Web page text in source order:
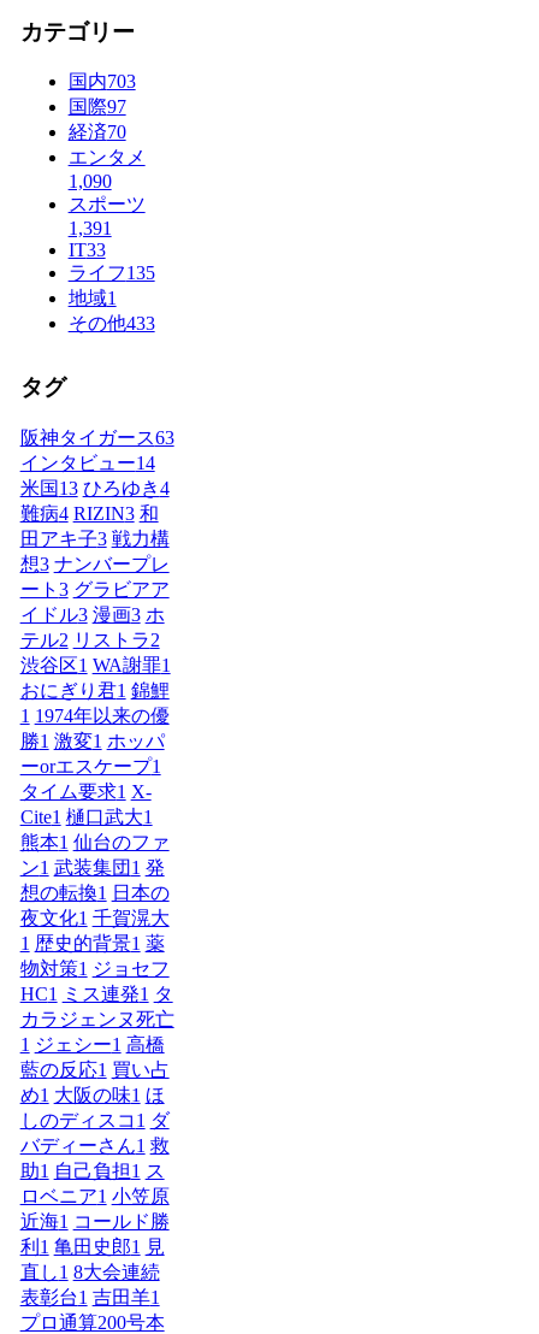
カテゴリー
国内703
国際97
経済70
エンタメ
1,090
スポーツ
1,391
IT33
ライフ135
地域1
その他433
タグ
阪神タイガース63
インタビュー14
米国13 ひろゆき4
難病4 RIZIN3 和
田アキ子3 戦力構
想3 ナンバープレ
ート 3 グラビアア
イドル3 漫画3 ホ
テル2 リストラ2
渋谷区1 WA謝罪1
おにぎり君1 錦鯉
1 1974年以来の優
勝1 激変1 ホッパ
ーorエスケープ1
タイム要求1 X-
Cite1 樋口武大1
熊本1 仙台のファ
ン1 武装集団 1 発
想の転換1 日本の
夜文化1 千賀滉大
1 歴史的背景1 薬
物対策1 ジョセフ
HC1 ミス連発1 タ
カラジェンヌ死亡
1 ジェシー1 高橋
藍の反応1 買い占
め1 大阪の味1 ほ
しのディスコ 1 ダ
バディーさん1 救
助1 自己負担1 ス
ロベニア1 小笠原
近海1 コールド勝
利 1 亀田史郎1 見
直し1 8大会連続
表彰台1 吉田羊1
プロ通算200号本